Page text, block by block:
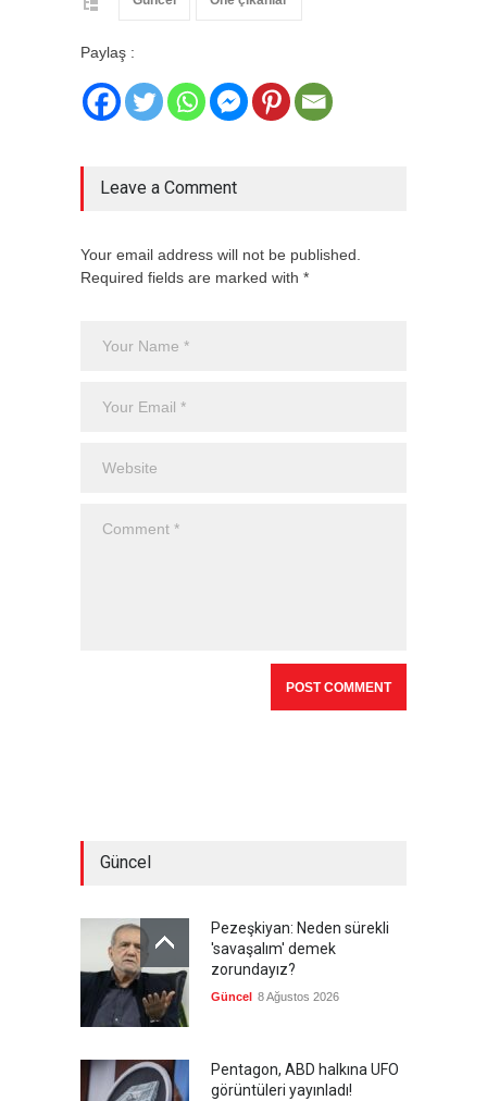
Paylaş :
Leave a Comment
Your email address will not be published.
Required fields are marked with *
Güncel
Pezeşkiyan: Neden sürekli
'savaşalım' demek
zorundayız?
Güncel 8 Ağustos 2026
Pentagon, ABD halkına UFO
görüntüleri yayınladı!